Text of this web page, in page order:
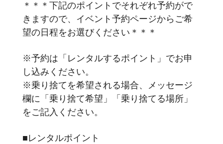
＊＊＊下記のポイントでそれぞれ予約がで
きますので、イベント予約ページからご希
望の日程をお選びください＊＊＊
※予約は「レンタルするポイント」でお申
し込みください。
※乗り捨てを希望される場合、メッセージ
欄に「乗り捨て希望」「乗り捨てる場所」
をご記入ください。
■レンタルポイント